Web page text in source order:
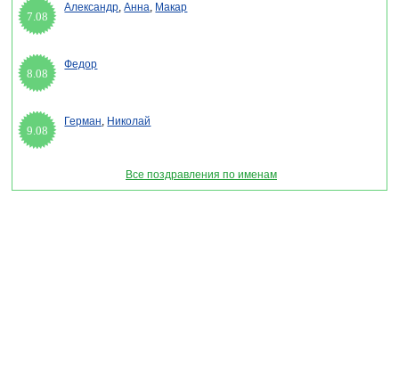
7.08
Александр,Анна, Макар
8.08
Федор
9.08
Герман, Николай
Все поздравления по именам